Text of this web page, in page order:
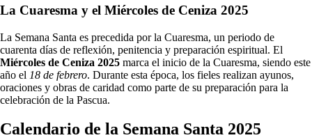
La Cuaresma y el Miércoles de Ceniza 2025
La Semana Santa es precedida por la Cuaresma, un periodo de
cuarenta días de reflexión, penitencia y preparación espiritual. El
Miércoles de Ceniza 2025 marca el inicio de la Cuaresma, siendo este
año el 18 de febrero. Durante esta época, los fieles realizan ayunos,
oraciones y obras de caridad como parte de su preparación para la
celebración de la Pascua.
Calendario de la Semana Santa 2025